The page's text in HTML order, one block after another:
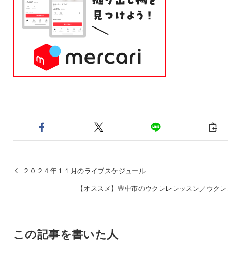
２０２４年１１月のライブスケジュール
【オススメ】豊中市のウクレレレッスン／ウク
この記事を書いた人